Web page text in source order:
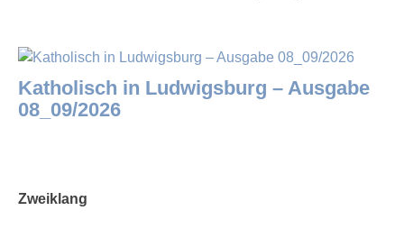
Katholisch in Ludwigsburg – Ausgabe
08_09/2026
Zweiklang